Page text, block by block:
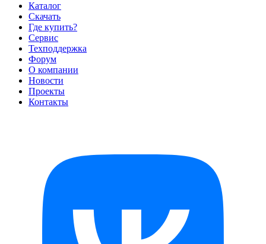
Каталог
Скачать
Где купить?
Сервис
Техподдержка
Форум
О компании
Новости
Проекты
Контакты